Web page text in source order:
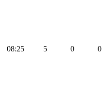
08:25 5 0 0